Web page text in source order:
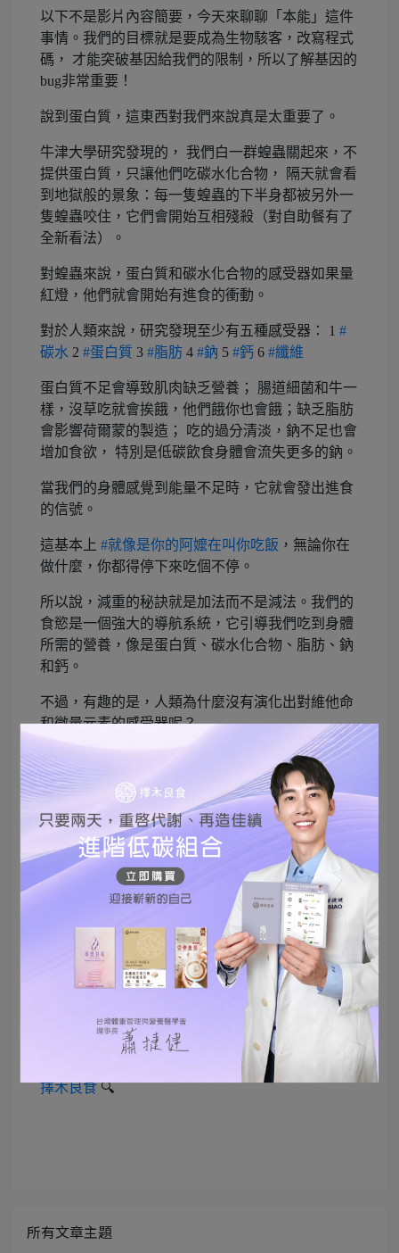
以下不是影片內容簡要，今天來聊聊「本能」這件
事情。我們的目標就是要成為生物駭客，改寫程式
碼， 才能突破基因給我們的限制，所以了解基因的
bug非常重要！
說到蛋白質，這東西對我們來說真是太重要了。
牛津大學研究發現的， 我們白一群蝗蟲關起來，不
提供蛋白質，只讓他們吃碳水化合物， 隔天就會看
到地獄般的景象：每一隻蝗蟲的下半身都被另外一
隻蝗蟲咬住，它們會開始互相殘殺（對自助餐有了
全新看法）。
對蝗蟲來說，蛋白質和碳水化合物的感受器如果量
紅燈，他們就會開始有進食的衝動。
對於人類來說，研究發現至少有五種感受器： 1 #
碳水 2 #蛋白質 3 #脂肪 4 #鈉 5 #鈣 6 #纖維
蛋白質不足會導致肌肉缺乏營養； 腸道細菌和牛一
樣，沒草吃就會挨餓，他們餓你也會餓；缺乏脂肪
會影響荷爾蒙的製造； 吃的過分清淡，鈉不足也會
增加食欲， 特別是低碳飲食身體會流失更多的鈉。
當我們的身體感覺到能量不足時，它就會發出進食
的信號。
這基本上 #就像是你的阿嬤在叫你吃飯 ，無論你在
做什麼，你都得停下來吃個不停。
所以說，減重的秘訣就是加法而不是減法。我們的
食慾是一個強大的導航系統，它引導我們吃到身體
所需的營養，像是蛋白質、碳水化合物、脂肪、鈉
和鈣。
不過，有趣的是，人類為什麼沒有演化出對維他命
和微量元素的感受器呢？
我猜這大概是因為我們的祖先沒有維他命店可以
去。
基本上，只要我們吃的是原始食物，不是那些加了
一堆化學添加劑的現代食品，我們自然就能攝取到
足夠的營養。
總而言之，要打破基因的限制，關鍵在於了解我們
通過滿足這些需求，我們就能更好地管理飲食，保
持健康。 跟著本能走，你也能成為健康的駭客
如果影片有幫助，請幫我訂閱按讚並分享喔！
#金鶯診所app
#
擇木良食🔍
所有文章主題